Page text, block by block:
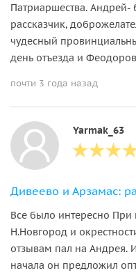
Патриаршества. Андрей-
рассказчик,
чудесный
день отъезда и
почти 3 года назад
Yarmak_63
Все было интересно При
Н.Новгород и
отзывам пал на Андрея.
начала он предложил